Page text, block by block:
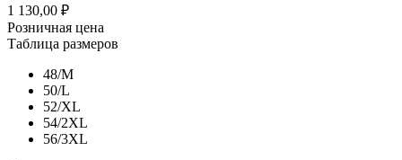
1 130,00 ₽
Розничная цена
Таблица размеров
48/M
50/L
52/XL
54/2XL
56/3XL